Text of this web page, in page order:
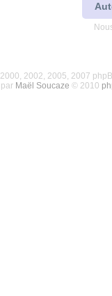
2002, 2005, 2007
Maël Soucaze © 2010